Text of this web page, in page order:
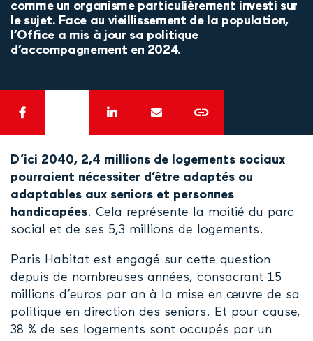
comme un organisme particulièrement investi sur
le sujet. Face au vieillissement de la population,
l’Office a mis à jour sa politique
d’accompagnement en 2024.
D’ici 2040, 2,4 millions de logements sociaux
pourraient nécessiter d’être adaptés ou
adaptables aux seniors et personnes
handicapées. Cela représente la moitié du parc
social et de ses 5,3 millions de logements.
Paris Habitat est engagé sur cette question
depuis de nombreuses années, consacrant 15
millions d’euros par an à la mise en œuvre de sa
politique en direction des seniors. Et pour cause,
38 % de ses logements sont occupés par un